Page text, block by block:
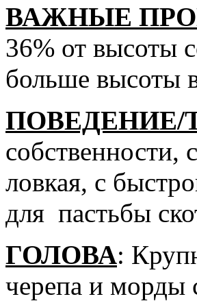
ВАЖНЫЕ
36% от высоты
больше высоты
ПОВЕДЕНИЕ/
собственности,
ловкая, с
для пастьбы
ГОЛОВА:
черепа и морды